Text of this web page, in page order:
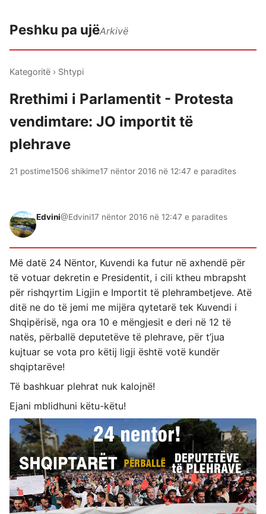
Peshku pa ujëArkivë
Kategoritë › Shtypi
Rrethimi i Parlamentit - Protesta
vendimtare: JO importit të
plehrave
21 postime1506 shikime17 nëntor 2016 në 12:47 e paradites
Edvini@Edvini17 nëntor 2016 në 12:47 e paradites
Më datë 24 Nëntor, Kuvendi ka futur në axhendë për
të votuar dekretin e Presidentit, i cili ktheu mbrapsht
për rishqyrtim Ligjin e Importit të plehrambetjeve. Atë
ditë ne do të jemi me mijëra qytetarë tek Kuvendi i
Shqipërisë, nga ora 10 e mëngjesit e deri në 12 të
natës, përballë deputetëve të plehrave, për t’jua
kujtuar se vota pro këtij ligji është votë kundër
shqiptarëve!
Të bashkuar plehrat nuk kalojnë!
Ejani mblidhuni këtu-këtu!